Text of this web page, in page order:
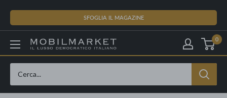
contenuto
SFOGLIA IL MAGAZINE
0